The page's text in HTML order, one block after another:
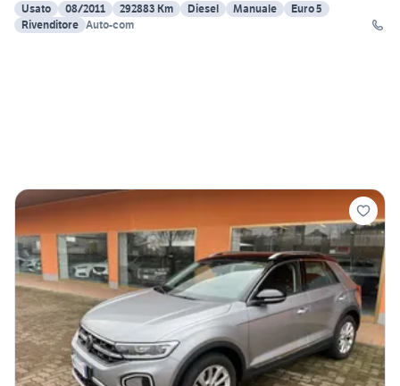
Usato
08/2011 292883 Km Diesel Manuale
Euro 5
Rivenditore Auto-com